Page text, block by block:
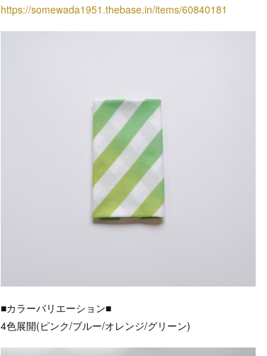
https://somewada1951.thebase.in/items/60840181
■カラーバリエーション■
4色展開(ピンク/ブルー/オレンジ/グリーン)